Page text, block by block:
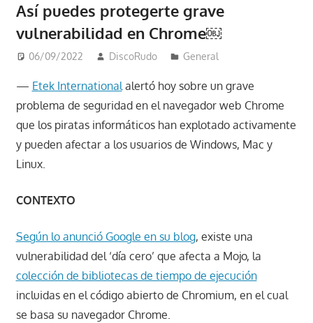
Así puedes protegerte grave
vulnerabilidad en Chrome￼
06/09/2022 DiscoRudo General
— Etek Internationalalertó hoy sobre un grave
problema de seguridad en el navegador web Chrome
que los piratas informáticos han explotado activamente
y pueden afectar a los usuarios de Windows, Mac y
Linux.
CONTEXTO
Según lo anunció Google en su blog, existe una
vulnerabilidad del ‘día cero’ que afecta a Mojo, la
colección de bibliotecas de tiempo de ejecución
incluidas en el código abierto de Chromium, en el cual
se basa su navegador Chrome.